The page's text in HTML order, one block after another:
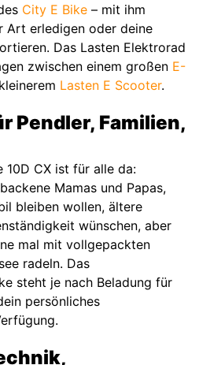
City E Bike – mit ihm
Art erledigen oder deine
Das Lasten Elektrorad
zwischen einem großen E-
Lasten E Scooter.
Pendler, Familien,
10D CX ist für alle da:
Mamas und Papas,
bleiben wollen, ältere
wünschen, aber
mal mit vollgepackten
radeln. Das
steht je nach Beladung für
persönliches